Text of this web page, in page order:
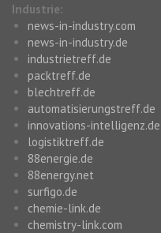
Industrie:
news-in-industry.com
news-in-industry.de
industrietreff.de
packtreff.de
blechtreff.de
automatisierungstreff.de
innovations-intelligenz.de
logistiktreff.de
88energie.de
88energy.net
surfigo.de
chemie-link.de
chemistry-link.com